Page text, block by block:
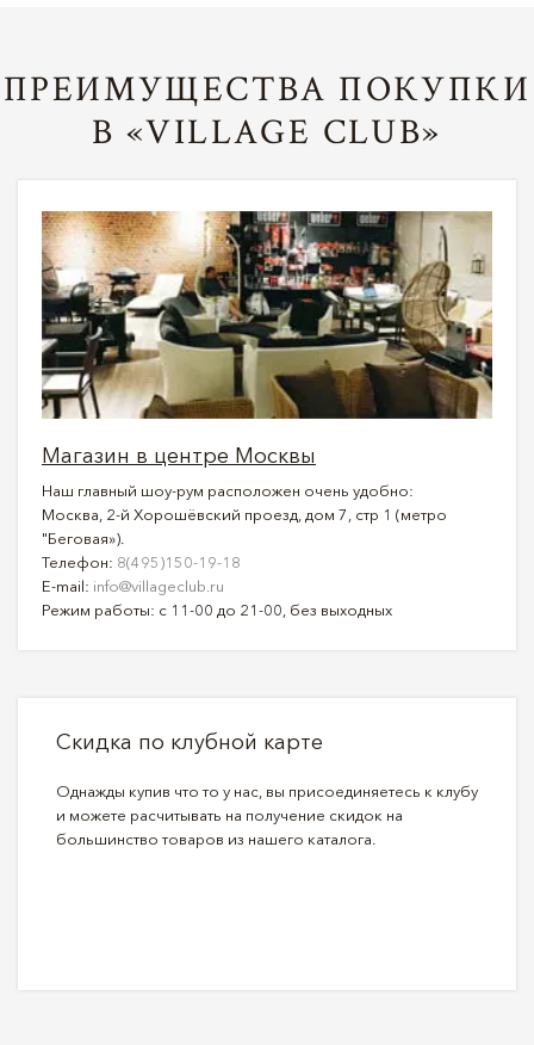
ПРЕИМУЩЕСТВА ПОКУПКИ
В «VILLAGE CLUB»
Магазин в центре Москвы
Наш главный шоу-рум расположен очень удобно:
Москва, 2-й Хорошёвский проезд, дом 7, стр 1 (метро
"Беговая»).
Телефон: 8(495)150-19-18
E-mail: info@villageclub.ru
Режим работы: с 11-00 до 21-00, без выходных
Скидка по клубной карте
Однажды купив что то у нас, вы присоединяетесь к клубу
и можете расчитывать на получение скидок на
большинство товаров из нашего каталога.